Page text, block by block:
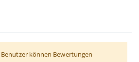
können Bewertungen